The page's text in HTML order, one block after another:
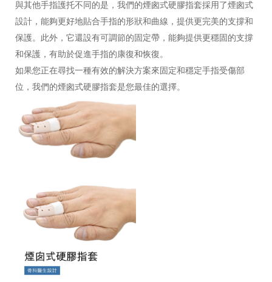
與其他手指護托不同的是，我們的煙囪式硬膠指套採用了煙囪式
設計，能夠更好地貼合手指的形狀和曲線，提供更完美的支撐和
保護。此外，它還設有可調節的固定帶，能夠提供更穩固的支撐
和保護，有助於促進手指的康復和恢復。
如果您正在尋找一種有效的解決方案來固定和穩定手指受傷部
位，我們的煙囪式硬膠指套是您最佳的選擇。